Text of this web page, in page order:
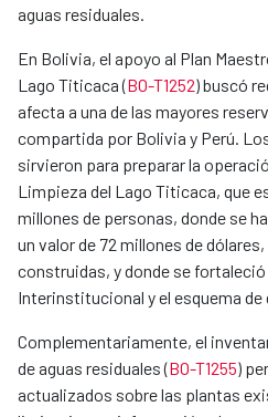
aguas residuales.
En Bolivia, el apoyo al Plan
Lago Titicaca (BO-T1252) buscó
afecta a una de las mayores
compartida por Bolivia y Perú.
sirvieron para preparar la
Limpieza del Lago Titicaca, que
millones de personas, donde se
un valor de 72 millones de
construidas, y donde se
Interinstitucional y el esquema de
Complementariamente, el
de aguas residuales (BO-T1255)
actualizados sobre las plantas